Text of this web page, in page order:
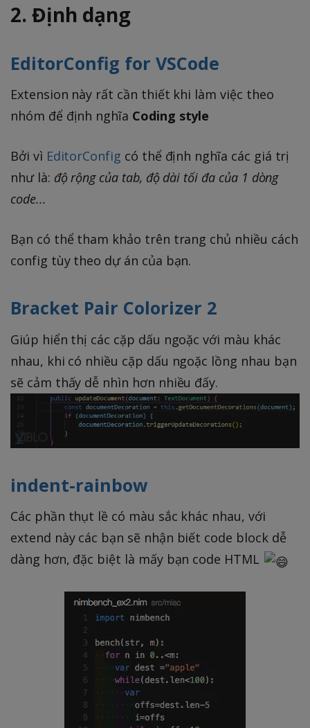
2. Định dạng
EditorConfig for VSCode
Extension này rất cần thiết khi làm việc theo
nhóm để định nghĩa Coding style
Bởi vì EditorConfig có thể định nghĩa các giá trị
như là: độ rộng của tab, độ dài tối đa của 1 dòng
code...
Bạn có thể tham khảo trên trang chủ nhiều cách
config tùy theo dự án của bạn.
Bracket Pair Colorizer 2
Giúp hiển thị các cặp dấu ngoặc với màu khác
nhau, khi có nhiều cặp dấu ngoặc lồng nhau bạn
sẽ cảm thấy dễ nhìn hơn nhiều đấy.
indent-rainbow
Các phần thụt lề có màu sắc khác nhau, với
extend này các bạn sẽ nhận biết code block dễ
dàng hơn, đặc biệt là mấy bạn code HTML